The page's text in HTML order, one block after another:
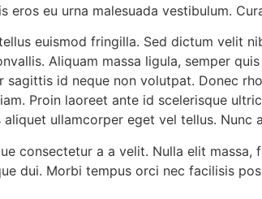
eros eu urna malesuada vestibulum.
euismod fringilla. Sed dictum velit
Aliquam massa ligula, semper
sagittis id neque non volutpat. Donec
Proin laoreet ante id scelerisque
aliquet ullamcorper eget vel tellus.
consectetur a a velit. Nulla elit
dui. Morbi tempus orci nec facilisis